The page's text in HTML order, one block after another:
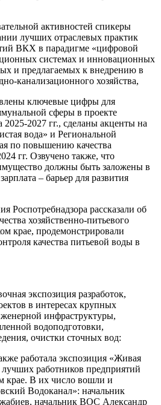
активностей спикеры
лучших отраслевых практик
ВКХ в парадигме «цифровой
системах и инновационных
и предлагаемых к внедрению в
канализационного хозяйства,
ключевые цифры для
сферы в проекте
2027 гг., сделаны акценты на
вода» и Региональной
по повышению качества
гг. Озвучено также, что
должны быть заложены в
– барьер для развития
Роспотребнадзора рассказали об
хозяйственно-питьевого
крае, продемонстрировали
качества питьевой воды в
экспозиция разработок,
в интересах крупных
инфраструктуры,
водоподготовки,
очистки сточных вод:
работала экспозиция «Живая
работников предприятий
В их число вошли и
Водоканал»: начальник
начальник ВОС Александр